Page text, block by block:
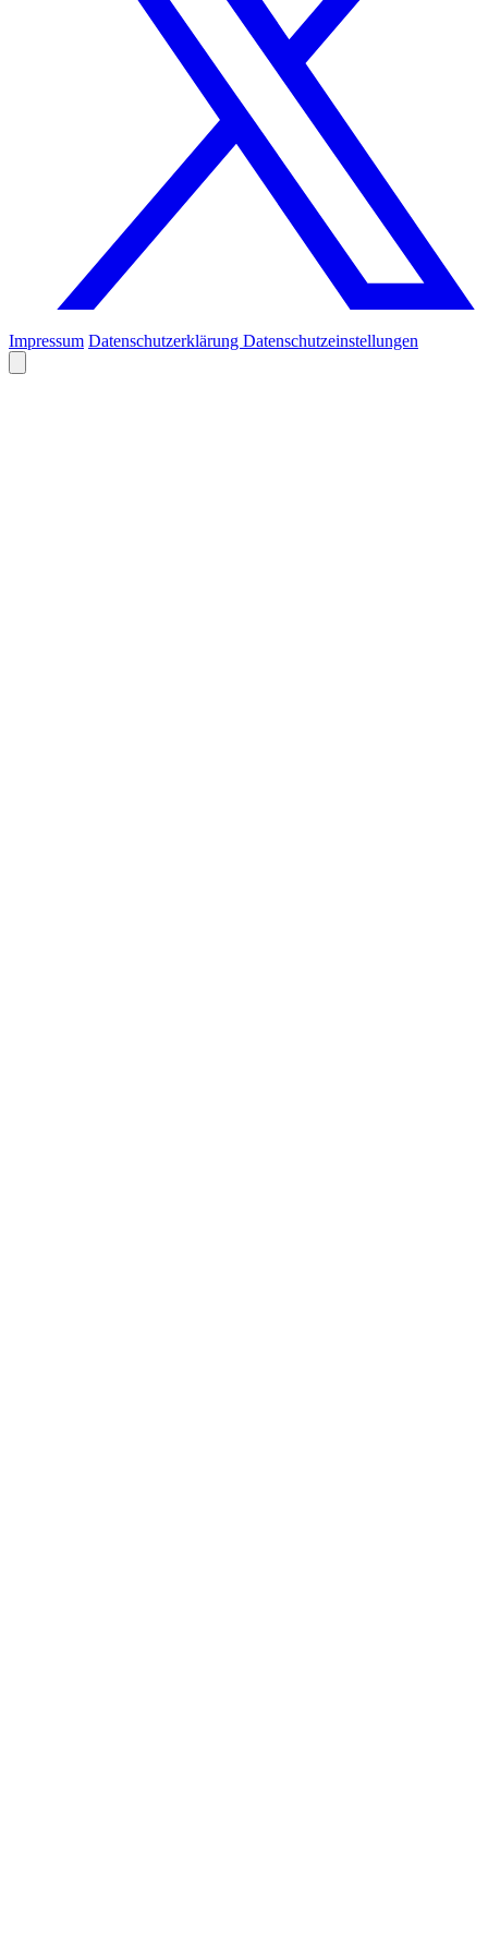
Impressum Datenschutzerklärung Datenschutzeinstellungen